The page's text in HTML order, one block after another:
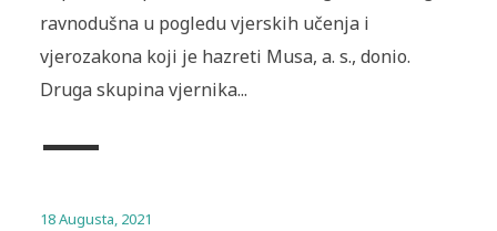
ravnodušna u pogledu vjerskih učenja i
vjerozakona koji je hazreti Musa, a. s., donio.
Druga skupina vjernika...
18 Augusta, 2021